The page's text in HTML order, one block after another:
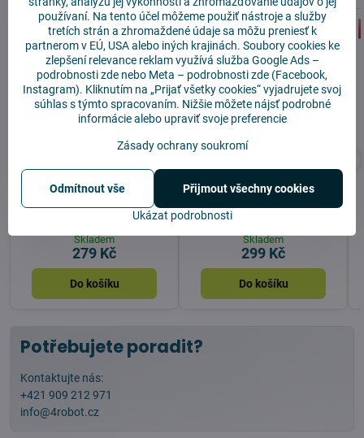
Hlavní kartáč pro
Xiaomi Roidme Eve Plus
Skladem
279 Kč
Do košíku
Mopovací textilie pro
Xiaomi Roidme Eve Plus
2ks
Skladem
299 Kč
Do košíku
Potřebujete poradit?
Kontaktujte nás:
+421 909 212 971
info@4robot.cz
používaní. Na tento účel môžeme použiť nástroje a služby
tretích strán a zhromaždené údaje sa môžu preniesť k
partnerom v EÚ, USA alebo iných krajinách. Soubory cookies ke
zlepšení relevance reklam využívá služba Google Ads –
podrobnosti zde nebo Meta – podrobnosti zde (Facebook,
Instagram). Kliknutím na „Prijať všetky cookies“ vyjadrujete svoj
súhlas s týmto spracovaním. Nižšie môžete nájsť podrobné
informácie alebo upraviť svoje preferencie
Zásady ochrany soukromí
Ukázat podrobnosti
Přijmout všechny cookies
Odmítnout vše